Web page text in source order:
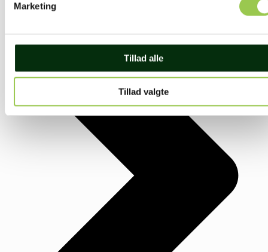
Marketing
Tillad alle
Tillad valgte